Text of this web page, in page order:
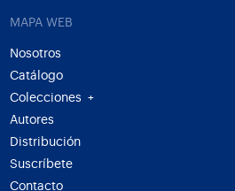
MAPA WEB
Nosotros
Catálogo
Colecciones
+
Autores
Distribución
Suscríbete
Contacto